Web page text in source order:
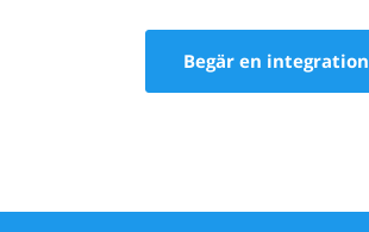
Begär en integration